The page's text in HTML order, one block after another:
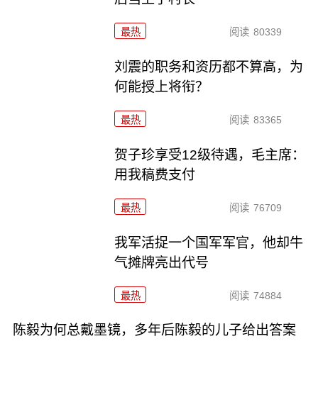
最热 阅读 80339
刘震的职务和资历都不算高，为
何能授上将衔？
最热 阅读 83365
贺子珍享受12级待遇，毛主席：
用我稿费支付
最热 阅读 76709
我军活捉一个国军军官，他却牛
气摊牌亮出代号
最热 阅读 74884
陈毅为何总戴墨镜，多年后陈毅的儿子给出答案